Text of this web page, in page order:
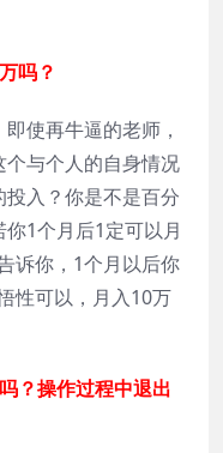
吗？
使再牛逼的老师，
与个人的自身情况
入？你是不是百分
1个月后1定可以月
诉你，1个月以后你
性可以，月入10万
？操作过程中退出